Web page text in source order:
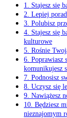
1. Stajesz się
2. Lepiej
3. Polubisz
4. Stajesz się
kulturowe
5. Rośnie
6. Poprawiasz
komunikujesz
7. Podnosisz
8. Uczysz się
9. Nawiążesz
10. Będziesz
nieznajomym